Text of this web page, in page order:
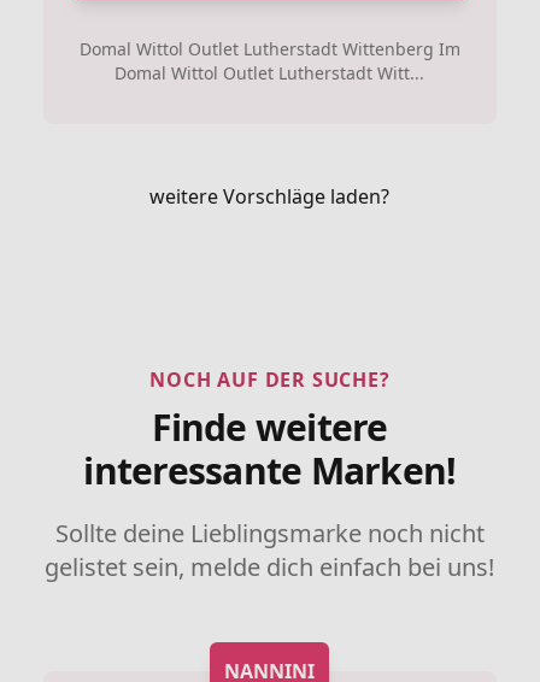
Domal Wittol Outlet Lutherstadt Wittenberg Im
Domal Wittol Outlet Lutherstadt Witt...
weitere Vorschläge laden?
NOCH AUF DER SUCHE?
Finde weitere
interessante Marken!
Sollte deine Lieblingsmarke noch nicht
gelistet sein, melde dich einfach bei uns!
NANNINI